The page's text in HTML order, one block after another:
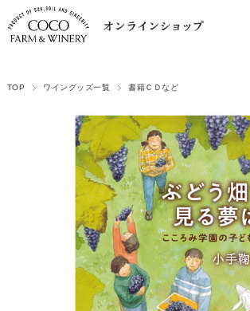
TOP ワイングッズ一覧 書籍ＣＤなど